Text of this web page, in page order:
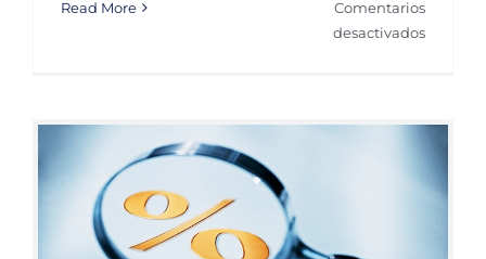
Read More
Comentarios
desactivadosen
y